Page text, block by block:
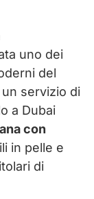
uno dei
del
servizio di
a Dubai
con
in pelle e
di